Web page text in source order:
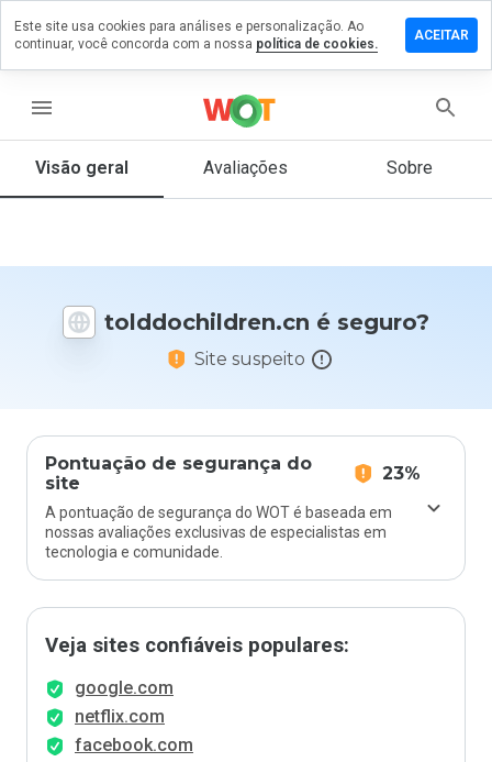
menu
Visão geral Avaliações Sobre
tolddochildren.cn é seguro?
Site suspeito
Pontuação de segurança do
site
23%
A pontuação de segurança do WOT é baseada em
nossas avaliações exclusivas de especialistas em
tecnologia e comunidade.
Veja sites confiáveis populares:
google.com
netflix.com
facebook.com
um
em
De 1
nota
Este site usa cookies para análises e personalização. Ao
continuar, você concorda com a nossa política de cookies.
ACEITAR